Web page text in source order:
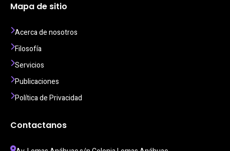
Mapa de sitio
Acerca de nosotros
Filosofía
Servicios
Publicaciones
Política de Privacidad
Contactanos